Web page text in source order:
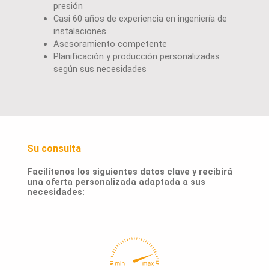
presión
Casi 60 años de experiencia en ingeniería de
instalaciones
Asesoramiento competente
Planificación y producción personalizadas
según sus necesidades
Su consulta
Facilítenos los siguientes datos clave y recibirá
una oferta personalizada adaptada a sus
necesidades: